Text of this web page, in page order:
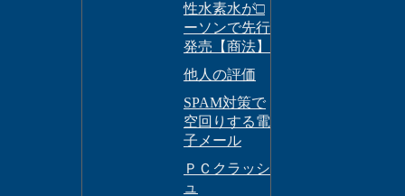
性水素水が□
ーソンで先行
発売【商法】
他人の評価
SPAM対策で
空回りする電
子メール
ＰＣクラッシ
ュ